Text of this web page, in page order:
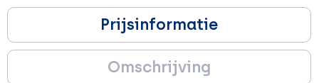
Prijsinformatie
Omschrijving